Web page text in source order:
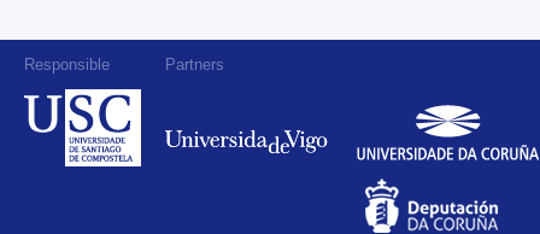
Responsible Partners